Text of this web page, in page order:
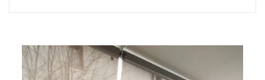
Wir habenein stabiles, aber preiswertes
Maß gestaltet werden kann.